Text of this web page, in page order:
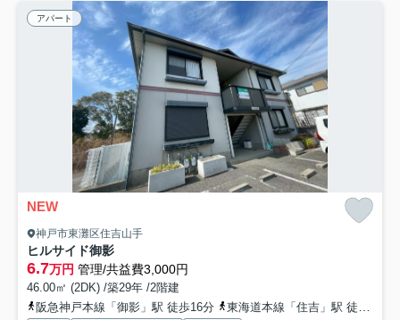
アパート
NEW
神戸市東灘区住吉山手
ヒルサイド御影
6.7万円 管理/共益費3,000円
46.00㎡ (2DK) /築29年 /2階建
阪急神戸本線「御影」駅 徒歩16分
東海道本線「住吉」駅 徒歩24分